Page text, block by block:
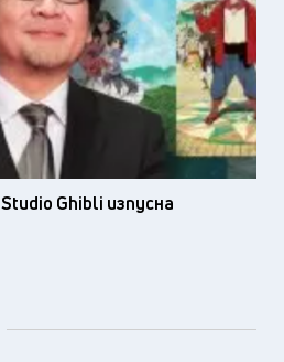
Ghibli изпусна